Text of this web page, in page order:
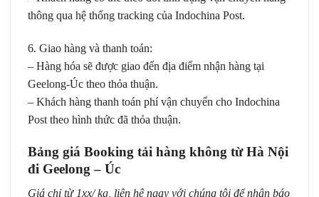
thông qua hệ thống tracking của Indochina Post.
6. Giao hàng và thanh toán:
– Hàng hóa sẽ được giao đến địa điểm nhận hàng tại
Geelong-Úc theo thỏa thuận.
– Khách hàng thanh toán phí vận chuyển cho Indochina
Post theo hình thức đã thỏa thuận.
Bảng giá Booking tải hàng không từ Hà Nội
đi Geelong – Úc
Giá chỉ từ 1xx/ kg, liên hệ ngay với chúng tôi để nhận báo